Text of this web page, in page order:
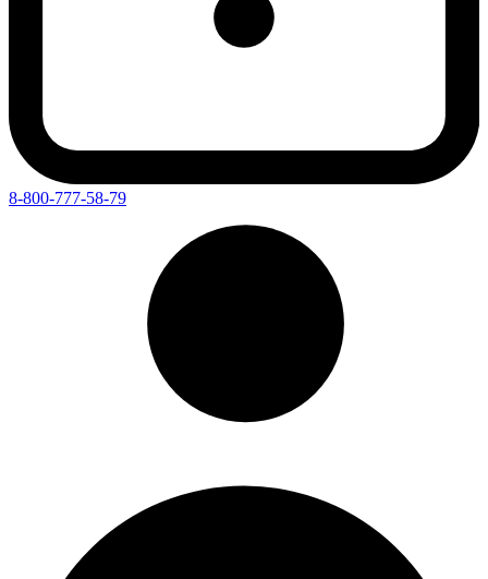
8-800-777-58-79